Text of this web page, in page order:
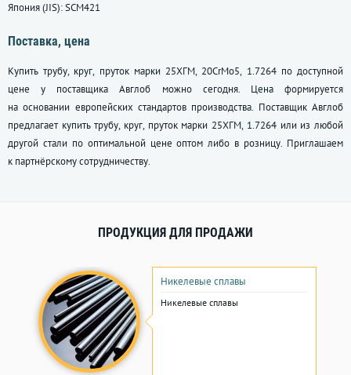
Япония (JIS): SCM421
Поставка, цена
Купить трубу, круг, пруток марки 25ХГМ, 20CrMo5, 1.7264 по доступной
цене у поставщика Авглоб можно сегодня. Цена формируется
на основании европейских стандартов производства. Поставщик Авглоб
предлагает купить трубу, круг, пруток марки 25ХГМ, 1.7264 или из любой
другой стали по оптимальной цене оптом либо в розницу. Приглашаем
к партнёрскому сотрудничеству.
ПРОДУКЦИЯ ДЛЯ ПРОДАЖИ
Никелевые сплавы
Никелевые сплавы